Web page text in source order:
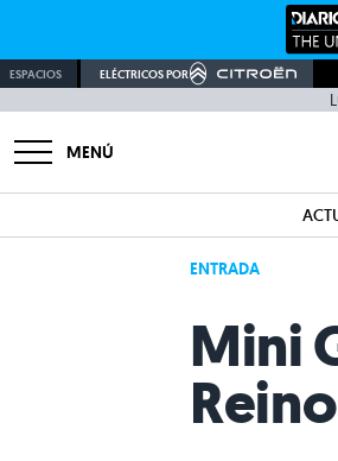
ESPACIOS ELÉCTRICOS POR
MENÚ
ENTRADA
Mini